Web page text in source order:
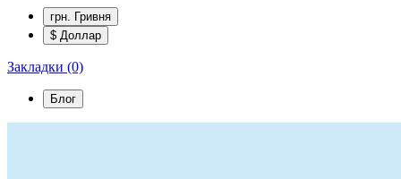
грн. Гривня
$ Доллар
Закладки (0)
Блог